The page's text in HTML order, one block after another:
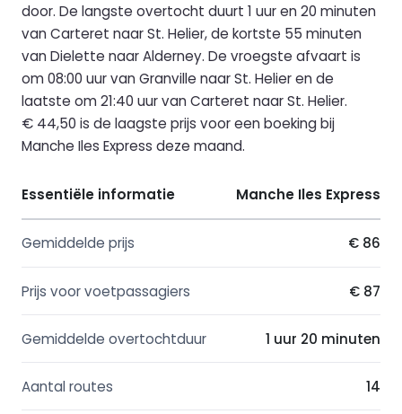
door. De langste overtocht duurt 1 uur en 20 minuten
van Carteret naar St. Helier, de kortste 55 minuten
van Dielette naar Alderney. De vroegste afvaart is
om 08:00 uur van Granville naar St. Helier en de
laatste om 21:40 uur van Carteret naar St. Helier.
€ 44,50 is de laagste prijs voor een boeking bij
Manche Iles Express deze maand.
Essentiële informatie Manche Iles Express
Gemiddelde prijs € 86
Prijs voor voetpassagiers € 87
Gemiddelde overtochtduur 1 uur 20 minuten
Aantal routes 14